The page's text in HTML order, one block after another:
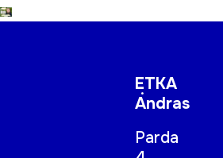
ETKA
Andras
Parda